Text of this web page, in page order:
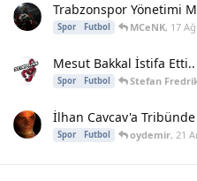
Trabzonspor Yönetimi
Spor Futbol MCeNK, 17
Mesut Bakkal İstifa Etti..
Spor Futbol Stefan
İlhan Cavcav'a
Spor Futbol oydemir, 21